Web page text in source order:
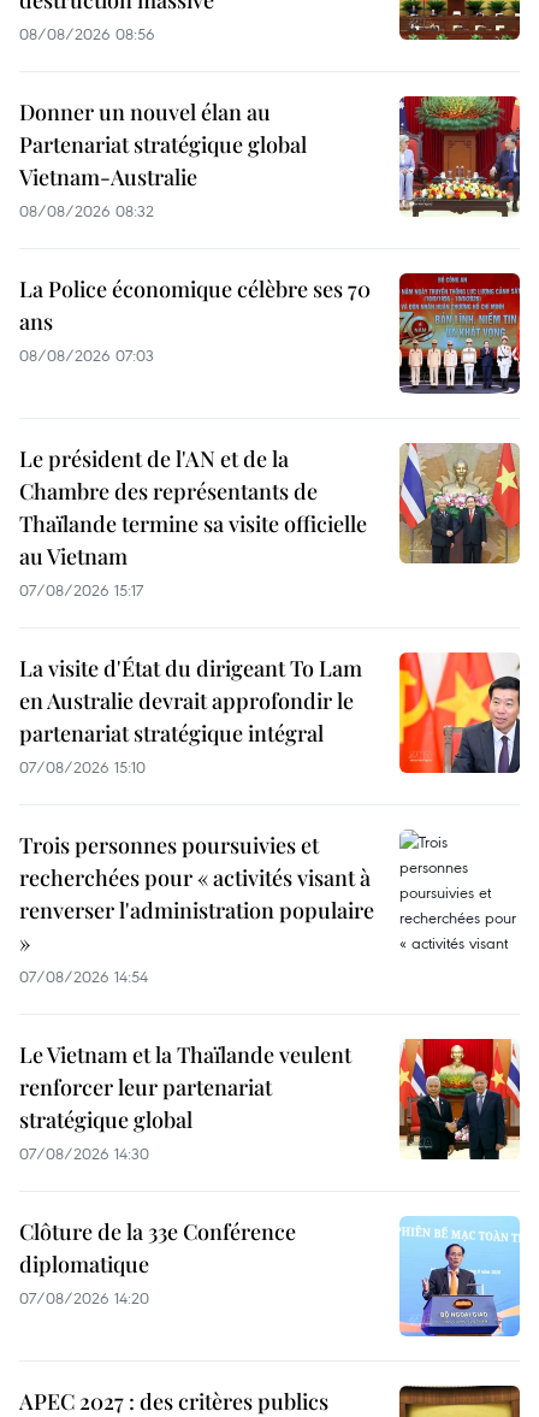
08/08/2026 08:56
Donner un nouvel élan au
Partenariat stratégique global
Vietnam-Australie
08/08/2026 08:32
La Police économique célèbre ses 70
ans
08/08/2026 07:03
Le président de l'AN et de la
Chambre des représentants de
Thaïlande termine sa visite officielle
au Vietnam
07/08/2026 15:17
La visite d'État du dirigeant To Lam
en Australie devrait approfondir le
partenariat stratégique intégral
07/08/2026 15:10
Trois personnes poursuivies et
recherchées pour « activités visant à
renverser l'administration populaire
»
07/08/2026 14:54
Le Vietnam et la Thaïlande veulent
renforcer leur partenariat
stratégique global
07/08/2026 14:30
Clôture de la 33e Conférence
diplomatique
07/08/2026 14:20
APEC 2027 : des critères publics